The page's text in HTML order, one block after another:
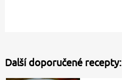
Další doporučené recepty: